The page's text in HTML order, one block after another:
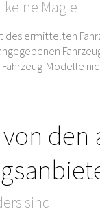
Magie
ermittelten
Modelle
den
sind